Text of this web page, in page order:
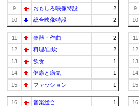
9
おもしろ映像特設
2
10
総合映像特設 2
11 楽器・作曲
2
12
料理/自炊
2
13
飲食
1
14
健康と病気
1
15
ファッション 1
16 音楽総合
1
9
10
11
12
13
14
15
16